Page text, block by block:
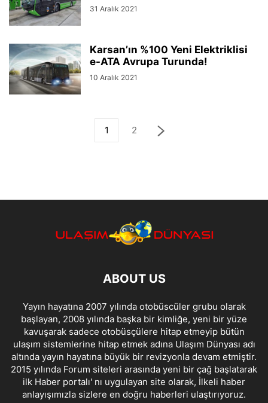
31 Aralık 2021
Karsan’ın %100 Yeni Elektriklisi
e-ATA Avrupa Turunda!
10 Aralık 2021
1 2
ABOUT US
Yayın hayatına 2007 yılında otobüscüler grubu olarak
başlayan, 2008 yılında başka bir kimliğe, yeni bir yüze
kavuşarak sadece otobüsçülere hitap etmeyip bütün
ulaşım sistemlerine hitap etmek adına Ulaşım Dünyası adı
altında yayın hayatına büyük bir revizyonla devam etmiştir.
2015 yılında Forum siteleri arasında yeni bir çağ başlatarak
ilk Haber portalı' nı uygulayan site olarak, İlkeli haber
anlayışımızla sizlere en doğru haberleri ulaştırıyoruz.